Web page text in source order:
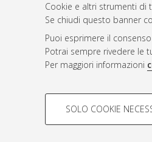
Cookie e altri strumenti di
Se chiudi questo banner
Puoi esprimere il
Potrai sempre rivedere le
Per maggiori informazioni
COOKIE DI
SOLO COOKIE
Atom
Rss 1.0
Rss 2.0